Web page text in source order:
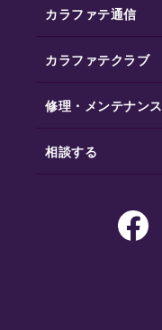
カラファテ通信
カラファテクラブ
修理・メンテナンス
相談する